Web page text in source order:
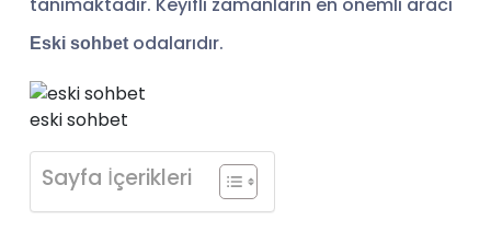
Eski sohbet odalarıdır.
eski sohbet
Sayfa İçerikleri